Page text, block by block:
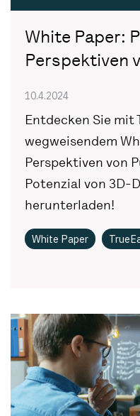
White Paper:
Perspektiven
10.4.2024
Entdecken Sie mit
wegweisendem
Perspektiven von
Potenzial von 3D-
herunterladen!
White Paper